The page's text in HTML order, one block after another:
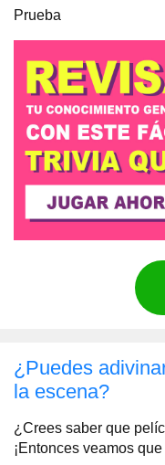
Prueba
¿Puedes
la escena?
¿Crees saber que
¡Entonces veamos